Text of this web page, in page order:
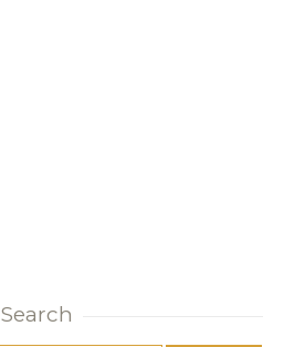
Search